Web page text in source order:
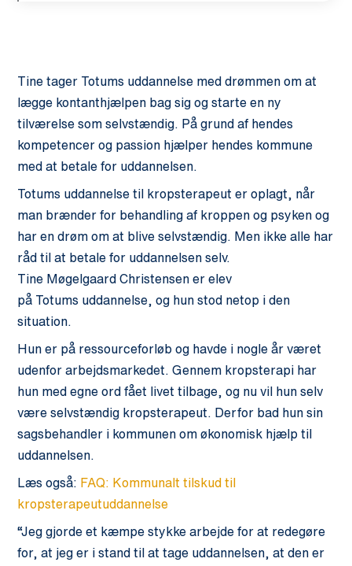
Tine tager Totums uddannelse med drømmen om at
lægge kontanthjælpen bag sig og starte en ny
tilværelse som selvstændig. På grund af hendes
kompetencer og passion hjælper hendes kommune
med at betale for uddannelsen.
Totums uddannelse til kropsterapeut er oplagt, når
man brænder for behandling af kroppen og psyken og
har en drøm om at blive selvstændig. Men ikke alle har
råd til at betale for uddannelsen selv.
Tine Møgelgaard Christensen er elev
på Totums uddannelse, og hun stod netop i den
situation.
Hun er på ressourceforløb og havde i nogle år været
udenfor arbejdsmarkedet. Gennem kropsterapi har
hun med egne ord fået livet tilbage, og nu vil hun selv
være selvstændig kropsterapeut. Derfor bad hun sin
sagsbehandler i kommunen om økonomisk hjælp til
uddannelsen.
Læs også: FAQ: Kommunalt tilskud til
kropsterapeutuddannelse
“Jeg gjorde et kæmpe stykke arbejde for at redegøre
for, at jeg er i stand til at tage uddannelsen, at den er